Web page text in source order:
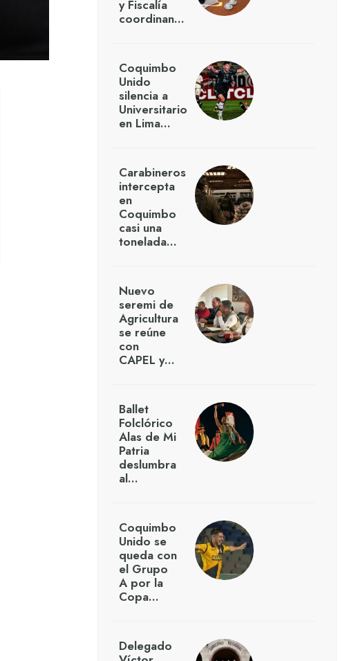
y Fiscalía
coordinan…
Coquimbo
Unido
silencia a
Universitario
en Lima…
Carabineros
intercepta
en
Coquimbo
casi una
tonelada…
Nuevo
seremi de
Agricultura
se reúne
con
CAPEL y…
Ballet
Folclórico
Alas de Mi
Patria
deslumbra
al…
Coquimbo
Unido se
queda con
el Grupo
A por la
Copa…
Delegado